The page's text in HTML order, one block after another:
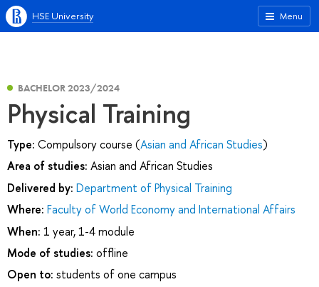
Menu
HSE University
BACHELOR 2023/2024
Physical Training
Type: Compulsory course (Asian and African Studies)
Area of studies: Asian and African Studies
Delivered by: Department of Physical Training
Where: Faculty of World Economy and International Affairs
When: 1 year, 1-4 module
Mode of studies: offline
Open to: students of one campus